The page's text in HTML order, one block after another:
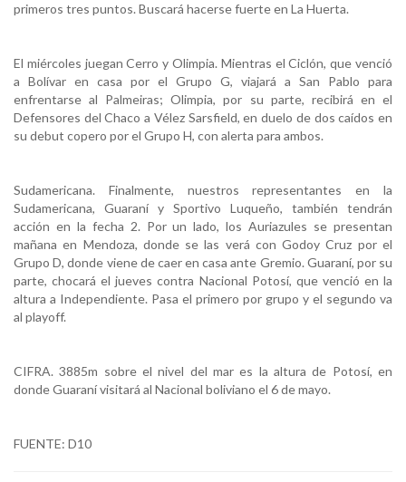
primeros tres puntos. Buscará hacerse fuerte en La Huerta.
El miércoles juegan Cerro y Olimpia. Mientras el Ciclón, que venció
a Bolívar en casa por el Grupo G, viajará a San Pablo para
enfrentarse al Palmeiras; Olimpia, por su parte, recibirá en el
Defensores del Chaco a Vélez Sarsfield, en duelo de dos caídos en
su debut copero por el Grupo H, con alerta para ambos.
Sudamericana. Finalmente, nuestros representantes en la
Sudamericana, Guaraní y Sportivo Luqueño, también tendrán
acción en la fecha 2. Por un lado, los Auriazules se presentan
mañana en Mendoza, donde se las verá con Godoy Cruz por el
Grupo D, donde viene de caer en casa ante Gremio. Guaraní, por su
parte, chocará el jueves contra Nacional Potosí, que venció en la
altura a Independiente. Pasa el primero por grupo y el segundo va
al playoff.
CIFRA. 3885m sobre el nivel del mar es la altura de Potosí, en
donde Guaraní visitará al Nacional boliviano el 6 de mayo.
FUENTE: D10